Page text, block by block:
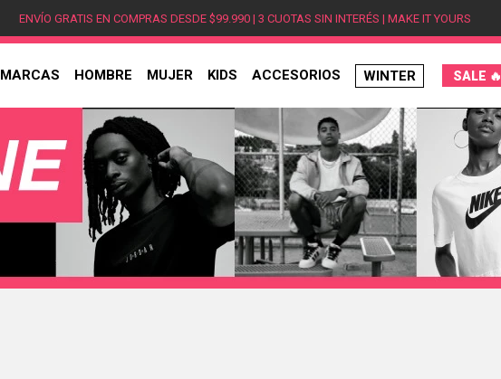
ENVÍO GRATIS EN COMPRAS DESDE $99.990 | 3 CUOTAS SIN INTERÉS | MAKE IT YOURS
MARCAS HOMBRE MUJER KIDS ACCESORIOS WINTER SALE 🔥
TÉRMINOS MÁS BUSCADOS
hombre
2.
jordan
mujer
zapatillas